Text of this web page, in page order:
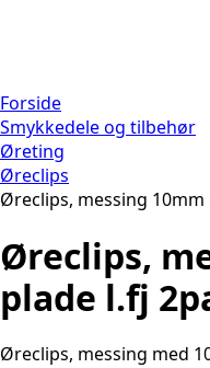
Forside
Smykkedele og tilbehør
Øreting
Øreclips
Øreclips, messing
Øreclips,
plade l.fj
Øreclips, messing med